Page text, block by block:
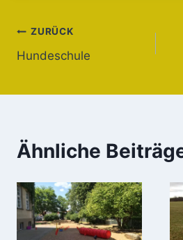
ZURÜCK
Hundeschule
Ähnliche